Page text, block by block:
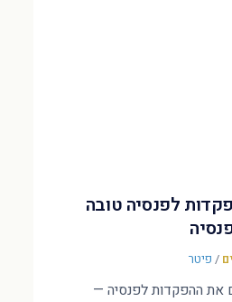
לפנסיה טובה
/ פיטר
את ההפקדות לפנסיה —